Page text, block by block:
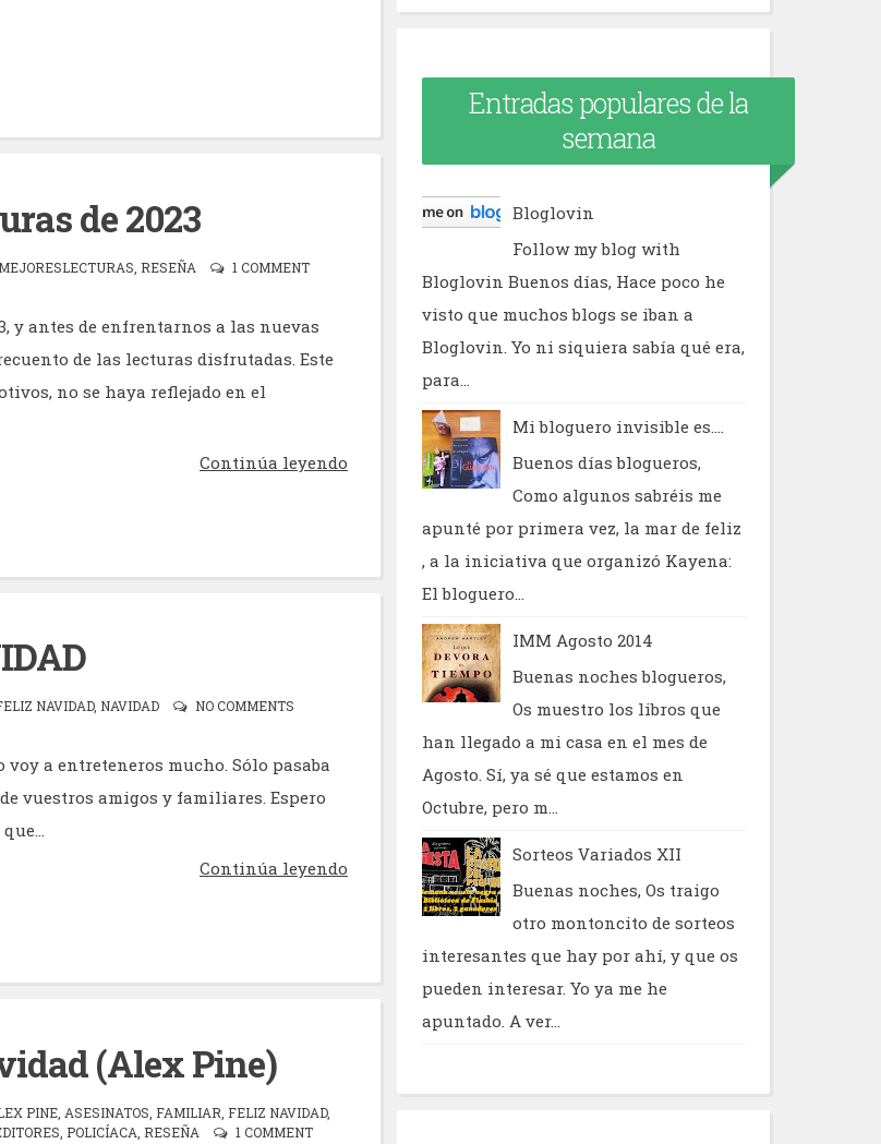
de 2023
MEJORESLECTURAS RESEÑA 1 COMMENT
y antes de enfrentarnos a las nuevas
de las lecturas disfrutadas. Este
no se haya reflejado en el
Continúa leyendo
NAVIDAD, NAVIDAD NO COMMENTS
voy a entreteneros mucho. Sólo pasaba
vuestros amigos y familiares. Espero
Continúa leyendo
(Alex Pine)
PINE, ASESINATOS FAMILIAR FELIZ NAVIDAD,
POLICÍACA RESEÑA 1 COMMENT
Entradas populares de la
semana
Bloglovin
Follow my blog with
Bloglovin Buenos días, Hace poco he
visto que muchos blogs se iban a
Bloglovin. Yo ni siquiera sabía qué era,
para...
Mi bloguero invisible es....
Buenos días blogueros,
Como algunos sabréis me
apunté por primera vez, la mar de feliz
, a la iniciativa que organizó Kayena:
El bloguero...
IMM Agosto 2014
Buenas noches blogueros,
Os muestro los libros que
han llegado a mi casa en el mes de
Agosto. Sí, ya sé que estamos en
Octubre, pero m...
Sorteos Variados XII
Buenas noches, Os traigo
otro montoncito de sorteos
interesantes que hay por ahí, y que os
pueden interesar. Yo ya me he
apuntado. A ver...